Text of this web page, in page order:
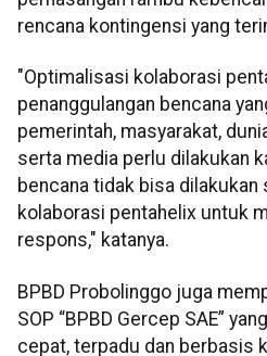
rencana kontingensi yang
"Optimalisasi kolaborasi
penanggulangan bencana
pemerintah, masyarakat,
serta media perlu dilakukan
bencana tidak bisa dilakukan
kolaborasi pentahelix untuk
respons," katanya.
BPBD Probolinggo juga
SOP “BPBD Gercep SAE”
cepat, terpadu dan berbasis